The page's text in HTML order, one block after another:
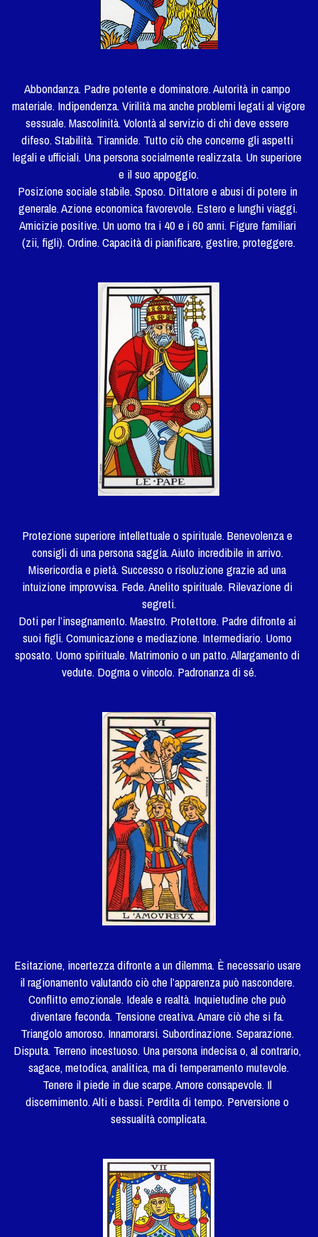
Abbondanza. Padre potente e dominatore. Autorità in campo
materiale. Indipendenza. Virilità ma anche problemi legati al vigore
sessuale. Mascolinità. Volontà al servizio di chi deve essere
difeso. Stabilità. Tirannide. Tutto ciò che concerne gli aspetti
legali e ufficiali. Una persona socialmente realizzata. Un superiore
e il suo appoggio.
Posizione sociale stabile. Sposo. Dittatore e abusi di potere in
generale. Azione economica favorevole. Estero e lunghi viaggi.
Amicizie positive. Un uomo tra i 40 e i 60 anni. Figure familiari
(zii, figli). Ordine. Capacità di pianificare, gestire, proteggere.
Protezione superiore intellettuale o spirituale. Benevolenza e
consigli di una persona saggia. Aiuto incredibile in arrivo.
Misericordia e pietà. Successo o risoluzione grazie ad una
intuizione improvvisa. Fede. Anelito spirituale. Rilevazione di
segreti.
Doti per l’insegnamento. Maestro. Protettore. Padre difronte ai
suoi figli. Comunicazione e mediazione. Intermediario. Uomo
sposato. Uomo spirituale. Matrimonio o un patto. Allargamento di
vedute. Dogma o vincolo. Padronanza di sé.
Esitazione, incertezza difronte a un dilemma. È necessario usare
il ragionamento valutando ciò che l’apparenza può nascondere.
Conflitto emozionale. Ideale e realtà. Inquietudine che può
diventare feconda. Tensione creativa. Amare ciò che si fa.
Triangolo amoroso. Innamorarsi. Subordinazione. Separazione.
Disputa. Terreno incestuoso. Una persona indecisa o, al contrario,
sagace, metodica, analitica, ma di temperamento mutevole.
Tenere il piede in due scarpe. Amore consapevole. Il
discernimento. Alti e bassi. Perdita di tempo. Perversione o
sessualità complicata.